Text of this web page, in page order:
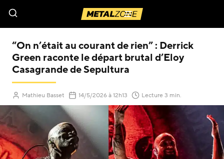
Menu
“On n’était au courant de rien” : Derrick
Green raconte le départ brutal d’Eloy
Casagrande de Sepultura
Mathieu Basset 14/5/2026(Mis à jour le )
à 12h13 Lecture 3 min.